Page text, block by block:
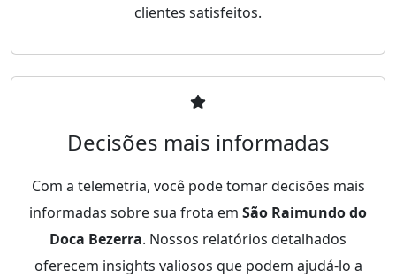
clientes satisfeitos.
Decisões mais informadas
Com a telemetria, você pode tomar decisões mais
informadas sobre sua frota em São Raimundo do
Doca Bezerra. Nossos relatórios detalhados
oferecem insights valiosos que podem ajudá-lo a